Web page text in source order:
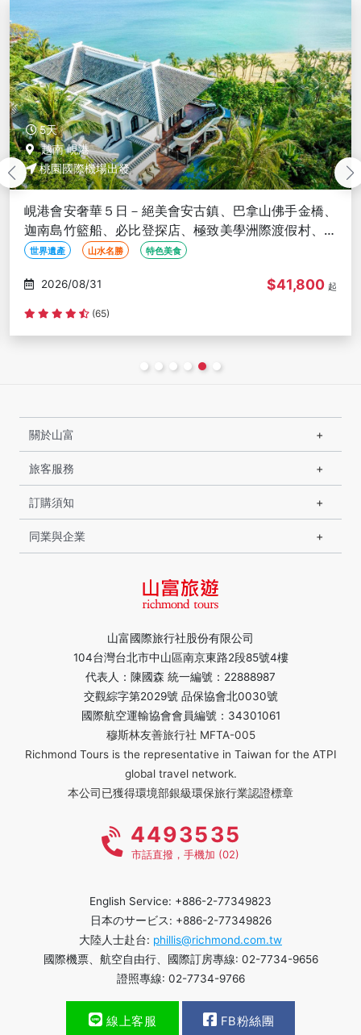
6天
越南 峴港
桃園國際機場出發
峴港、會安、順化魅力６日－皇城探秘、迦南島竹籃
船、巴拿山金橋佛手、會安古鎮、暢享生猛龍蝦、升等
３晚五星＜星宇促銷團＞
世界遺產 歷史古蹟 山水名勝
2026/09/01 $29,800 起
(1,456)
山富國際旅行社股份有限公司
104台灣台北市中山區南京東路2段85號4樓
代表人：陳國森 統一編號：22888987
交觀綜字第2029號 品保協會北0030號
國際航空運輸協會會員編號：34301061
穆斯林友善旅行社 MFTA-005
Richmond Tours is the representative in Taiwan for the ATPI
global travel network.
本公司已獲得環境部銀級環保旅行業認證標章
關於山富
旅客服務
訂購須知
同業與企業
4493535
市話直撥，手機加 (02)
English Service: +886-2-77349823
日本のサービス: +886-2-77349826
大陸人士赴台: phillis@richmond.com.tw
國際機票、航空自由行、國際訂房專線: 02-7734-9656
證照專線: 02-7734-9766
線上客服 FB粉絲團